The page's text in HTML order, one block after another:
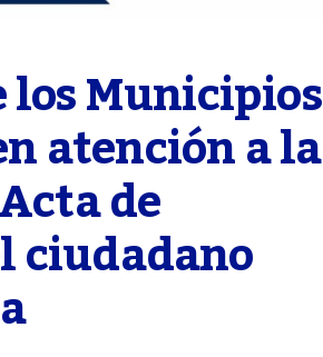
los Municipios
atención a la
de
ciudadano